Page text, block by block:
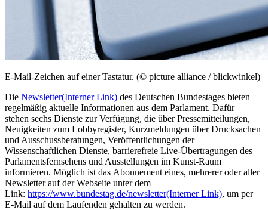
E-Mail-Zeichen auf einer Tastatur. (© picture alliance / blickwinkel)
Die Newsletter(Interner Link) des Deutschen Bundestages bieten
regelmäßig aktuelle Informationen aus dem Parlament. Dafür
stehen sechs Dienste zur Verfügung, die über Pressemitteilungen,
Neuigkeiten zum Lobbyregister, Kurzmeldungen über Drucksachen
und Ausschussberatungen, Veröffentlichungen der
Wissenschaftlichen Dienste, barrierefreie Live-Übertragungen des
Parlamentsfernsehens und Ausstellungen im Kunst-Raum
informieren. Möglich ist das Abonnement eines, mehrerer oder aller
Newsletterauf der Webseite unter dem
Link: https://www.bundestag.de/newsletter(Interner Link), um per
E-Mail auf dem Laufenden gehalten zu werden.